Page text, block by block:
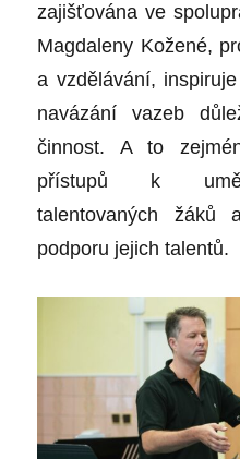
zajišťována ve
Magdaleny Kožené,
a vzdělávání,
navázání vazeb
činnost. A to
přístupů k
talentovaných
podporu jejich talentů.